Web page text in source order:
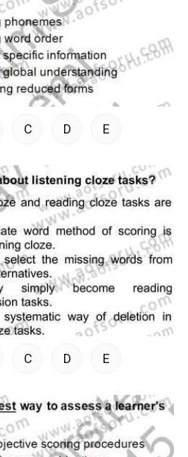
C D E
C D E